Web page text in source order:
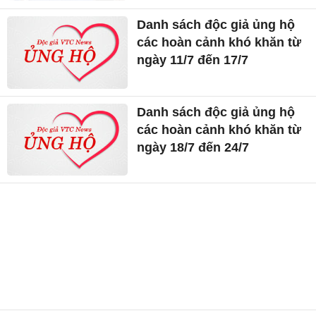
Danh sách độc giả ủng hộ
các hoàn cảnh khó khăn từ
ngày 11/7 đến 17/7
Danh sách độc giả ủng hộ
các hoàn cảnh khó khăn từ
ngày 18/7 đến 24/7